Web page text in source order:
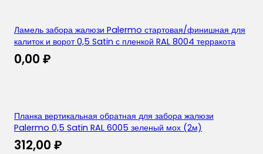
Ламель забора жалюзи Palermo стартовая/финишная для
калиток и ворот 0,5 Satin с пленкой RAL 8004 терракота
0,00 ₽
Планка вертикальная обратная для забора жалюзи
Palermo 0,5 Satin RAL 6005 зеленый мох (2м)
312,00 ₽